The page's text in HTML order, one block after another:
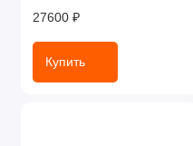
27600 ₽
Купить